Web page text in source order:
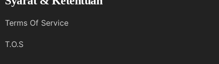
Terms Of Service
T.O.S